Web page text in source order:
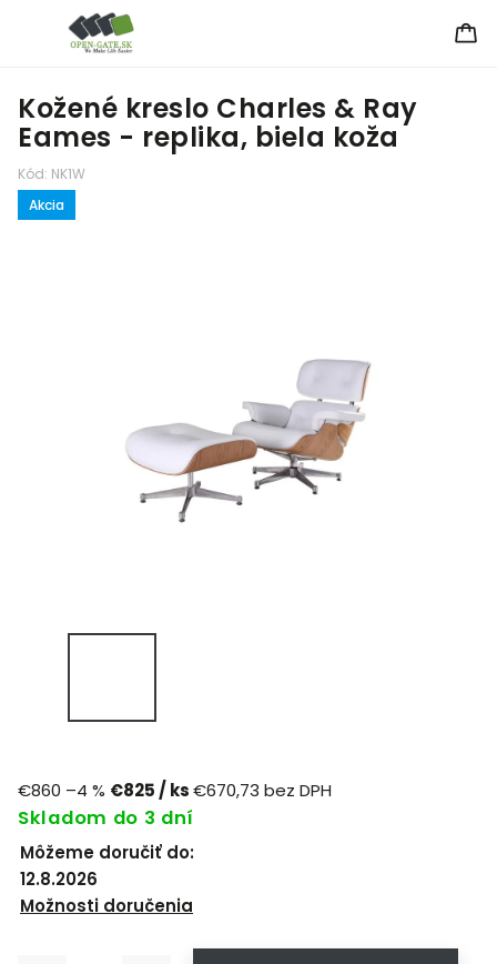
Kožené kreslo Charles & Ray
Eames - replika, biela koža
Kód: NK1W
Akcia
€860 –4 % €825 / ks€670,73 bez DPH
Skladom do 3 dní
Môžeme doručiť do:
12.8.2026
Možnosti doručenia